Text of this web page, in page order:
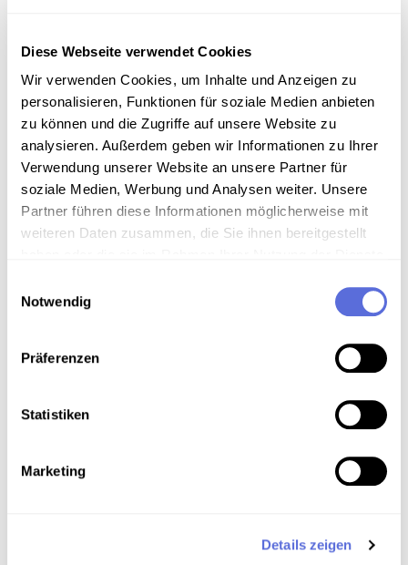
Diese Webseite verwendet Cookies
Wir verwenden Cookies, um Inhalte und Anzeigen zu
personalisieren, Funktionen für soziale Medien anbieten
zu können und die Zugriffe auf unsere Website zu
analysieren. Außerdem geben wir Informationen zu Ihrer
Verwendung unserer Website an unsere Partner für
soziale Medien, Werbung und Analysen weiter. Unsere
Partner führen diese Informationen möglicherweise mit
weiteren Daten zusammen, die Sie ihnen bereitgestellt
Notwendig
Präferenzen
Statistiken
Marketing
Details zeigen
BROTMANGEL
Hamsterkäufe und Schlangen vor den
Geschäften und Bäckereien, Grund für den
Brotmangel unklar. Maschinen wohl veraltet und
Arbeitskräftemangel in den Bäckereien. Brot
rationiert.
Mitwirkende: Löw, Raimund [Gestaltung]
Datum: 1990.09.05 [Sendedatum]
Schlagworte:
Gesellschaft ;Wirtschaft ;
Technik
20. Jahrhundert -
Inhalt: Nachrichten
Einblendung: Slowenische Abgeordnete Katja
Mitwirkende: Fuchs, Brigitte [Gestaltung] , Boh,